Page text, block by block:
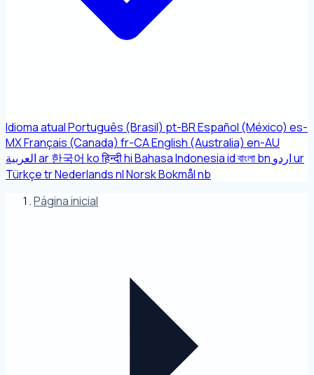
Idioma atualPortuguês (Brasil) pt-BREspañol (México) es-
MXFrançais (Canada) fr-CAEnglish (Australia) en-AU
العربيةar한국어 koहिन्दीhiBahasa Indonesiaidবাংলাbn اردوur
TürkçetrNederlandsnlNorsk Bokmålnb
Página inicial